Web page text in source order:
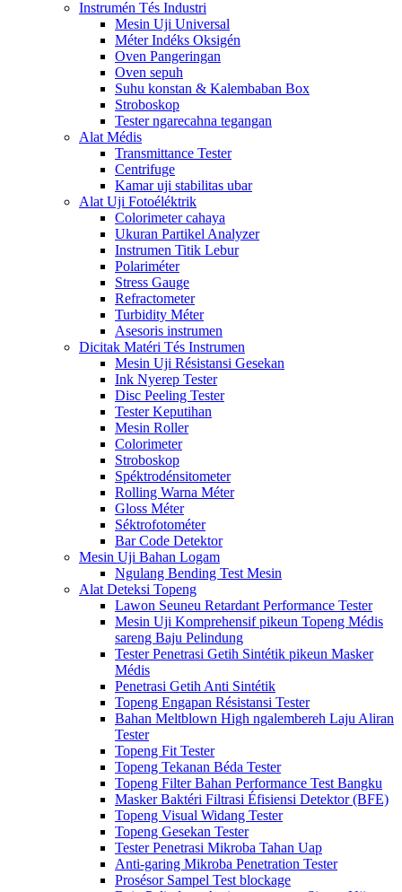
Instrumén Tés Industri
Mesin Uji Universal
Méter Indéks Oksigén
Oven Pangeringan
Oven sepuh
Suhu konstan & Kalembaban Box
Stroboskop
Tester ngarecahna tegangan
Alat Médis
Transmittance Tester
Centrifuge
Kamar uji stabilitas ubar
Alat Uji Fotoéléktrik
Colorimeter cahaya
Ukuran Partikel Analyzer
Instrumen Titik Lebur
Polariméter
Stress Gauge
Refractometer
Turbidity Méter
Asesoris instrumen
Dicitak Matéri Tés Instrumen
Mesin Uji Résistansi Gesekan
Ink Nyerep Tester
Disc Peeling Tester
Tester Keputihan
Mesin Roller
Colorimeter
Stroboskop
Spéktrodénsitometer
Rolling Warna Méter
Gloss Méter
Séktrofotométer
Bar Code Detektor
Mesin Uji Bahan Logam
Ngulang Bending Test Mesin
Alat Deteksi Topeng
Lawon Seuneu Retardant Performance Tester
Mesin Uji Komprehensif pikeun Topeng Médis
sareng Baju Pelindung
Tester Penetrasi Getih Sintétik pikeun Masker
Médis
Penetrasi Getih Anti Sintétik
Topeng Engapan Résistansi Tester
Bahan Meltblown High ngalembereh Laju Aliran
Tester
Topeng Fit Tester
Topeng Tekanan Béda Tester
Topeng Filter Bahan Performance Test Bangku
Masker Baktéri Filtrasi Éfisiensi Detektor (BFE)
Topeng Visual Widang Tester
Topeng Gesekan Tester
Tester Penetrasi Mikroba Tahan Uap
Anti-garing Mikroba Penetration Tester
Prosésor Sampel Test blockage